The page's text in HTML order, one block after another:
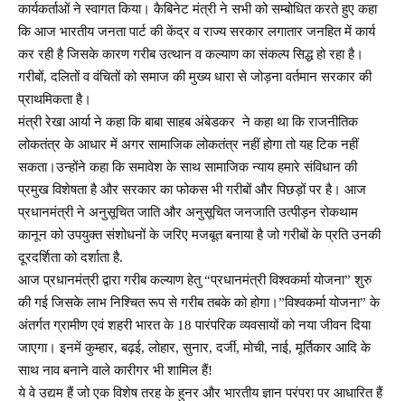
कार्यकर्ताओं ने स्वागत किया। कैबिनेट मंत्री ने सभी को सम्बोधित करते हुए कहा
कि आज भारतीय जनता पार्ट की केंद्र व राज्य सरकार लगातार जनहित में कार्य
कर रही है जिसके कारण गरीब उत्थान व कल्याण का संकल्प सिद्ध हो रहा है।
गरीबों, दलितों व वंचितों को समाज की मुख्य धारा से जोड़ना वर्तमान सरकार की
प्राथमिकता है।
मंत्री रेखा आर्या ने कहा कि बाबा साहब अंबेडकर ने कहा था कि राजनीतिक
लोकतंत्र के आधार में अगर सामाजिक लोकतंत्र नहीं होगा तो यह टिक नहीं
सकता।उन्होंने कहा कि समावेश के साथ सामाजिक न्याय हमारे संविधान की
प्रमुख विशेषता है और सरकार का फोकस भी गरीबों और पिछड़ों पर है। आज
प्रधानमंत्री ने अनुसूचित जाति और अनुसूचित जनजाति उत्पीड़न रोकथाम
कानून को उपयुक्त संशोधनों के जरिए मजबूत बनाया है जो गरीबों के प्रति उनकी
दूरदर्शिता को दर्शाता है.
आज प्रधानमंत्री द्वारा गरीब कल्याण हेतु “प्रधानमंत्री विश्वकर्मा योजना” शुरु
की गई जिसके लाभ निश्चित रूप से गरीब तबके को होगा।”विश्वकर्मा योजना” के
अंतर्गत ग्रामीण एवं शहरी भारत के 18 पारंपरिक व्यवसायों को नया जीवन दिया
जाएगा। इनमें कुम्हार, बढ़ई, लोहार, सुनार, दर्जी, मोची, नाई, मूर्तिकार आदि के
साथ नाव बनाने वाले कारीगर भी शामिल हैं!
ये वे उद्यम हैं जो एक विशेष तरह के हुनर और भारतीय ज्ञान परंपरा पर आधारित हैं